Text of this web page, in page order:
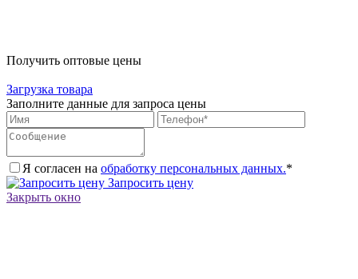
Получить оптовые цены
Загрузка товара
Заполните данные для запроса цены
Я согласен на обработку персональных данных.*
Запросить цену
Закрыть окно